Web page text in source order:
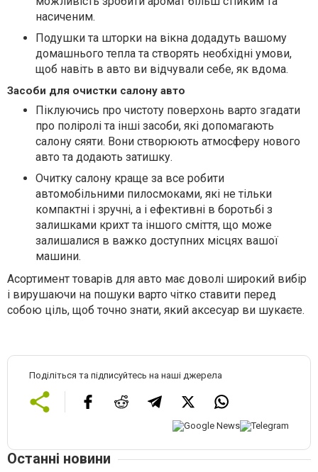
насиченим.
Подушки та шторки на вікна додадуть вашому
домашнього тепла та створять необхідні умови,
щоб навіть в авто ви відчували себе, як вдома.
Засоби для очистки салону авто
Піклуючись про чистоту поверхонь варто згадати
про поліролі та інші засоби, які допомагають
салону сяяти. Вони створюють атмосферу нового
авто та додають затишку.
Очитку салону краще за все робити
автомобільними пилосмоками, які не тільки
компактні і зручні, а і ефективні в боротьбі з
залишками крихт та іншого сміття, що може
залишалися в важко доступних місцях вашої
машини.
Асортимент товарів для авто має доволі широкий вибір
і вирушаючи на пошуки варто чітко ставити перед
собою ціль, щоб точно знати, який аксесуар ви шукаєте.
Поділіться та підписуйтесь на наші джерела
Останні новини